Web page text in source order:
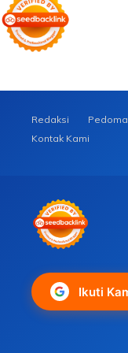
Redaksi
Kontak Kami
Ikuti